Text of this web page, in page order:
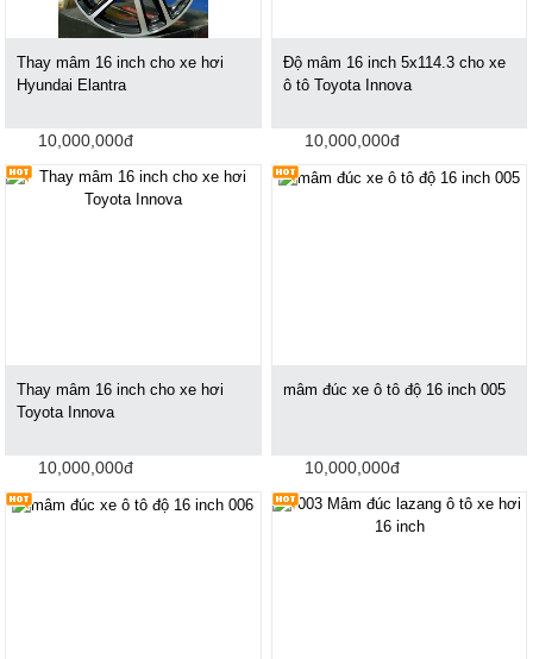
Thay mâm 16 inch cho xe hơi
Hyundai Elantra
10,000,000đ
Độ mâm 16 inch 5x114.3 cho xe
ô tô Toyota Innova
10,000,000đ
Thay mâm 16 inch cho xe hơi
Toyota Innova
10,000,000đ
mâm đúc xe ô tô độ 16 inch 005
10,000,000đ